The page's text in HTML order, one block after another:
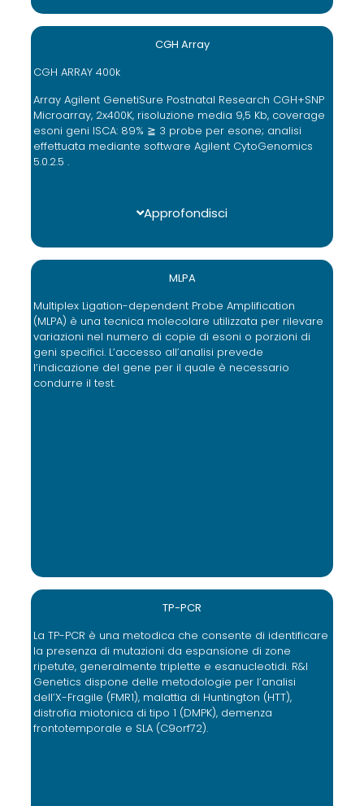
CGH Array
CGH ARRAY 400k
Array Agilent GenetiSure Postnatal Research CGH+SNP
Microarray, 2x400K, risoluzione media 9,5 Kb, coverage
esoni geni ISCA: 89% ≧ 3 probe per esone; analisi
effettuata mediante software Agilent CytoGenomics
5.0.2.5 .
Approfondisci
MLPA
Multiplex Ligation-dependent Probe Amplification
(MLPA) è una tecnica molecolare utilizzata per rilevare
variazioni nel numero di copie di esoni o porzioni di
geni specifici. L’accesso all’analisi prevede
l’indicazione del gene per il quale è necessario
condurre il test.
TP-PCR
La TP-PCR è una metodica che consente di identificare
la presenza di mutazioni da espansione di zone
ripetute, generalmente triplette e esanucleotidi. R&I
Genetics dispone delle metodologie per l’analisi
dell’X-Fragile (FMR1), malattia di Huntington (HTT),
distrofia miotonica di tipo 1 (DMPK), demenza
frontotemporale e SLA (C9orf72).